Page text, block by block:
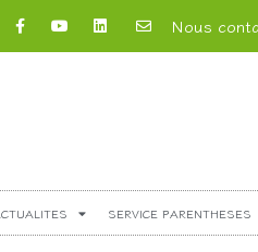
Nous
SERVICE PARENTHESES